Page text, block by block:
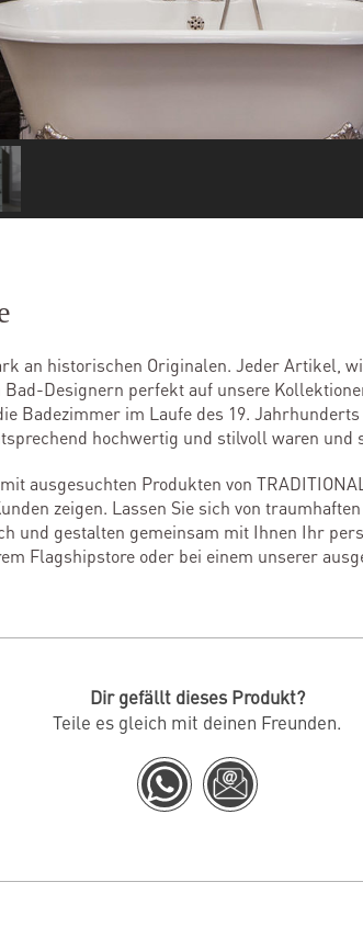
an historischen Originalen. Jeder Artikel,
Designern perfekt auf unsere
Badezimmer im Laufe des 19.
hochwertig und stilvoll waren und
ausgesuchten Produkten von
zeigen. Lassen Sie sich von traumhaften
und gestalten gemeinsam mit Ihnen Ihr
Flagshipstore oder bei einem unserer
Dir gefällt dieses Produkt?
Teile es gleich mit deinen Freunden.